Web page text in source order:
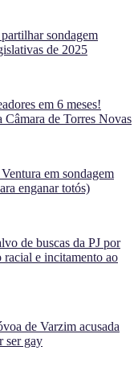
sondagem
de 2025
em 6 meses!
Câmara de Torres Novas
em sondagem
enganar totós)
de buscas da PJ por
racial e incitamento ao
de Varzim acusada
ser gay